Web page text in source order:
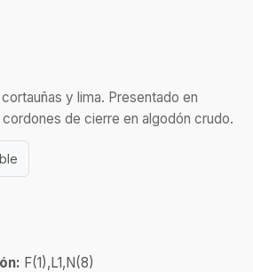
y lima. Presentado en
de cierre en algodón crudo.
F(1),L1,N(8)